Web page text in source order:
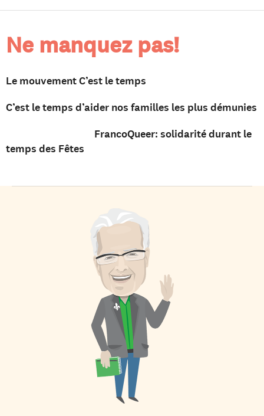
Ne manquez pas!
Le mouvement C’est le temps
C’est le temps d’aider nos familles les plus démunies
FrancoQueer: solidarité durant le
temps des Fêtes